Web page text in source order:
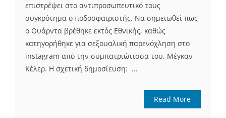
επιστρέψει στο αντιπροσωπευτικό τους
συγκρότημα ο ποδοσφαιριστής. Να σημειωθεί πως
ο Ουάρντα βρέθηκε εκτός Εθνικής, καθώς
κατηγορήθηκε για σεξουαλική παρενόχληση στο
instagram από την συμπατριώτισσα του, Μέγκαν
Κέλερ. Η σχετική δημοσίευση: ...
Read More